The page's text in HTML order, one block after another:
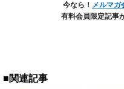
今なら！ メルマガ
有料会員限定記事
■関連記事